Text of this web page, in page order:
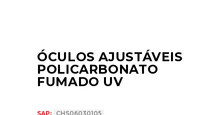
ÓCULOS AJUSTÁVEIS
POLICARBONATO
FUMADO UV
SAP: CHS06030105